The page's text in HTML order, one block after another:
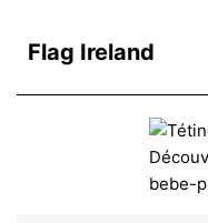
Flag Ireland